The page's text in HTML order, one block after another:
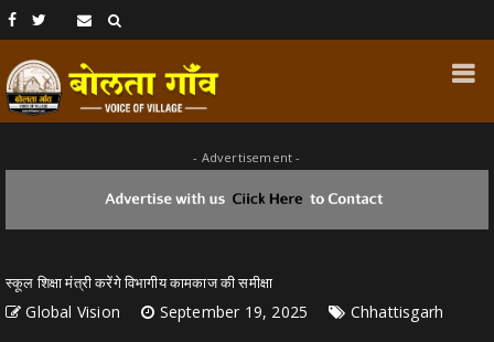
- Advertisement -
स्कूल शिक्षा मंत्री करेंगे विभागीय कामकाज की समीक्षा
Global Vision September 19, 2025 Chhattisgarh